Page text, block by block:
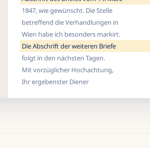
1847, wie gewünscht. Die Stelle
betreffend die Verhandlungen in
Wien habe ich besonders markirt.
Die Abschrift der weiteren Briefe
folgt in den nächsten Tagen.
Mit vorzüglicher Hochachtung,
Ihr ergebenster Diener